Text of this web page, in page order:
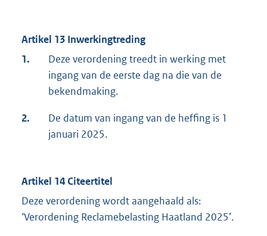
Artikel 13 Inwerkingtreding
1.
Deze verordening treedt in werking met
ingang van de eerste dag na die van de
bekendmaking.
2.
De datum van ingang van de heffing is 1
januari 2025.
Artikel 14 Citeertitel
Deze verordening wordt aangehaald als:
‘Verordening Reclamebelasting Haatland 2025’.